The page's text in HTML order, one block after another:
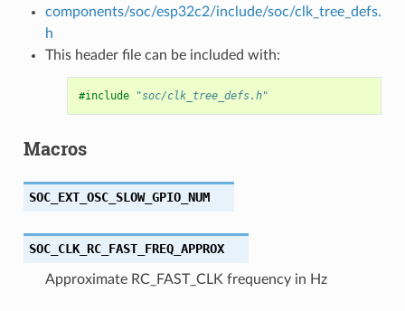
components/soc/esp32c2/include/soc/clk_tree_defs.
h
This header file can be included with:
#include "soc/clk_tree_defs.h"
Macros
SOC_EXT_OSC_SLOW_GPIO_NUM
SOC_CLK_RC_FAST_FREQ_APPROX
Approximate RC_FAST_CLK frequency in Hz